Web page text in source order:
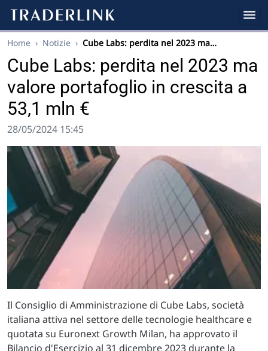
Home › Notizie › Cube Labs: perdita nel 2023 ma…
Cube Labs: perdita nel 2023 ma
valore portafoglio in crescita a
53,1 mln €
28/05/2024 15:45
Il Consiglio di Amministrazione di Cube Labs, società
italiana attiva nel settore delle tecnologie healthcare e
quotata su Euronext Growth Milan, ha approvato il
Bilancio d'Esercizio al 31 dicembre 2023 durante la